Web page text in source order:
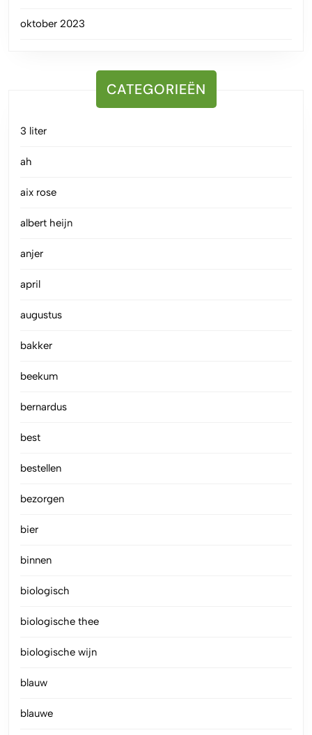
oktober 2023
CATEGORIEËN
3 liter
ah
aix rose
albert heijn
anjer
april
augustus
bakker
beekum
bernardus
best
bestellen
bezorgen
bier
binnen
biologisch
biologische thee
biologische wijn
blauw
blauwe